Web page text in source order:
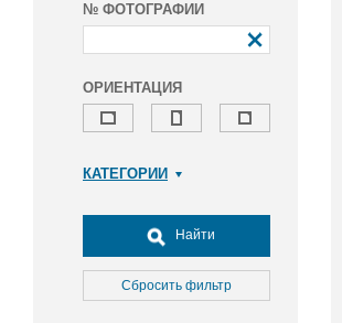
№ ФОТОГРАФИИ
ОРИЕНТАЦИЯ
КАТЕГОРИИ
Досуг, туризм и отдых
Культура
Медицина
Найти
Сбросить фильтр